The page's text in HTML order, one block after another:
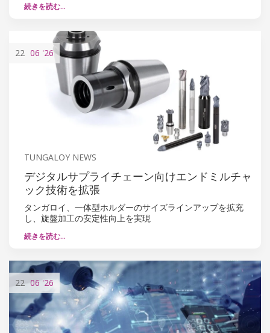
続きを読む…
22 06 '26
TUNGALOY NEWS
デジタルサプライチェーン向けエンドミルチャ
ック技術を拡張
タンガロイ、一体型ホルダーのサイズラインアップを拡充
し、旋盤加工の安定性向上を実現
続きを読む…
22 06'26